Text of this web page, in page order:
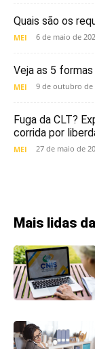
Quais são os
MEI 6 de maio de
Veja as 5
MEI 9 de outubro de
Fuga da CLT?
corrida por
MEI 27 de maio de
Mais lidas